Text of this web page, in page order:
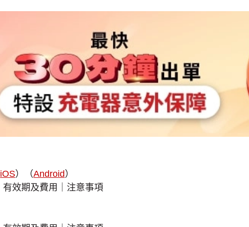
iOS）（Android）